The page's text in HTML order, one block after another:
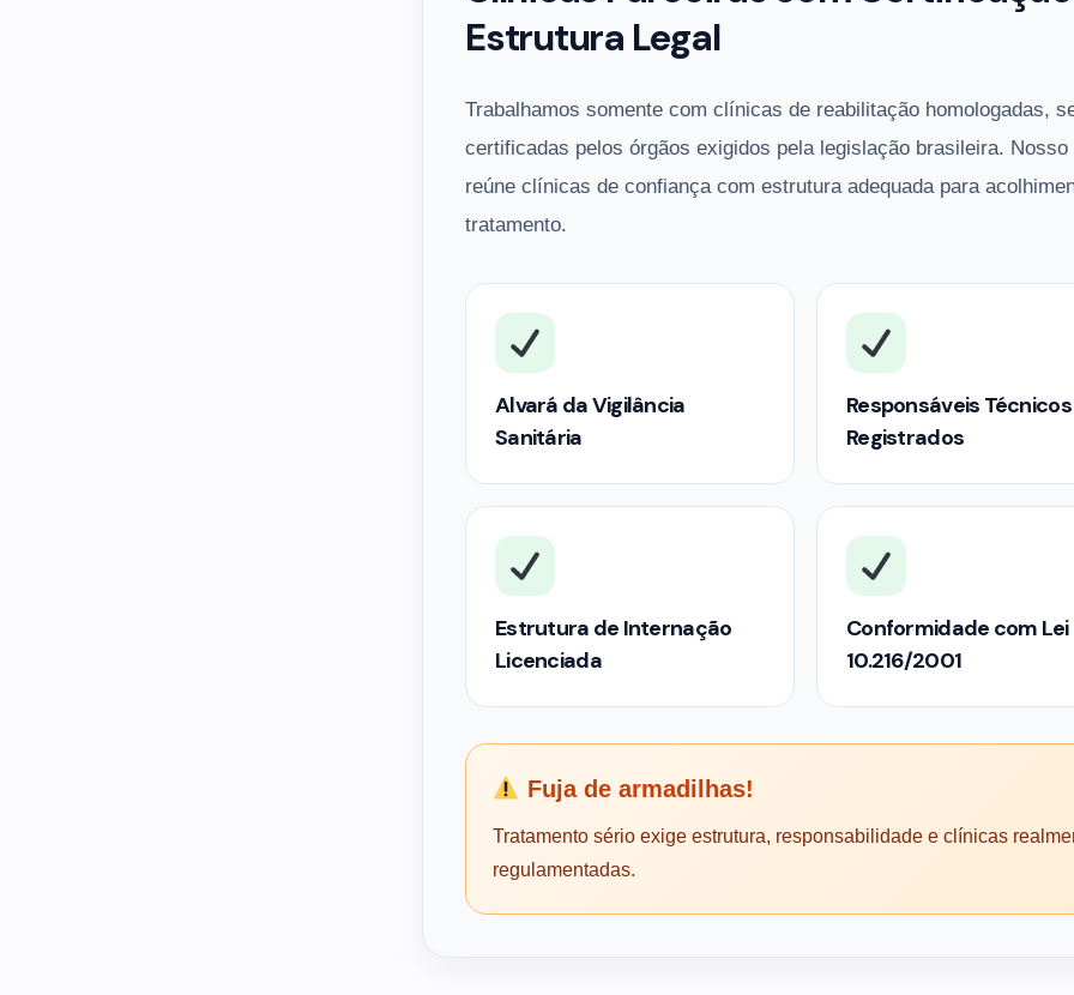
Estrutura Legal
Trabalhamos somente com clínicas de reabilitação homologadas,
certificadas pelos órgãos exigidos pela legislação brasileira. Nosso
reúne clínicas de confiança com estrutura adequada para
tratamento.
Alvará da Vigilância
Sanitária
Responsáveis Técnicos
Registrados
Estrutura de Internação
Licenciada
Conformidade com Lei
10.216/2001
Fuja de armadilhas!
Tratamento sério exige estrutura, responsabilidade e clínicas
regulamentadas.